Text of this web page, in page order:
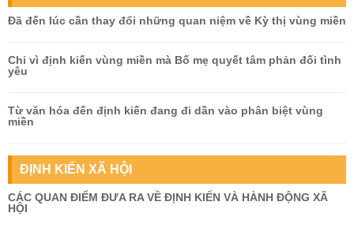
Đã đến lúc cần thay đổi những quan niệm về Kỳ thị vùng miền
Chỉ vì định kiến vùng miền mà Bố mẹ quyết tâm phản đối tình
yêu
Từ văn hóa đến định kiến đang đi dần vào phân biệt vùng
miền
ĐỊNH KIẾN XÃ HỘI
CÁC QUAN ĐIỂM ĐƯA RA VỀ ĐỊNH KIẾN VÀ HÀNH ĐỘNG XÃ
HỘI